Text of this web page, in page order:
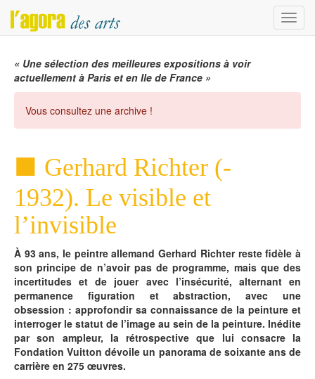
Menu
« Une sélection des meilleures expositions à voir
actuellement à Paris et en Ile de France »
Vous consultez une archive !
Gerhard Richter (-
1932). Le visible et
l’invisible
À 93 ans, le peintre allemand Gerhard Richter reste fidèle à
son principe de n’avoir pas de programme, mais que des
incertitudes et de jouer avec l’insécurité, alternant en
permanence figuration et abstraction, avec une
obsession : approfondir sa connaissance de la peinture et
interroger le statut de l’image au sein de la peinture. Inédite
par son ampleur, la rétrospective que lui consacre la
Fondation Vuitton dévoile un panorama de soixante ans de
carrière en 275 œuvres.